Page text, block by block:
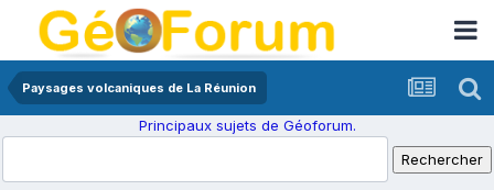
Paysages volcaniques de La Réunion
Principaux sujets de Géoforum.